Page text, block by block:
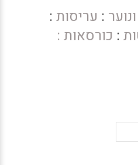
: עריסות :
: כורסאות :